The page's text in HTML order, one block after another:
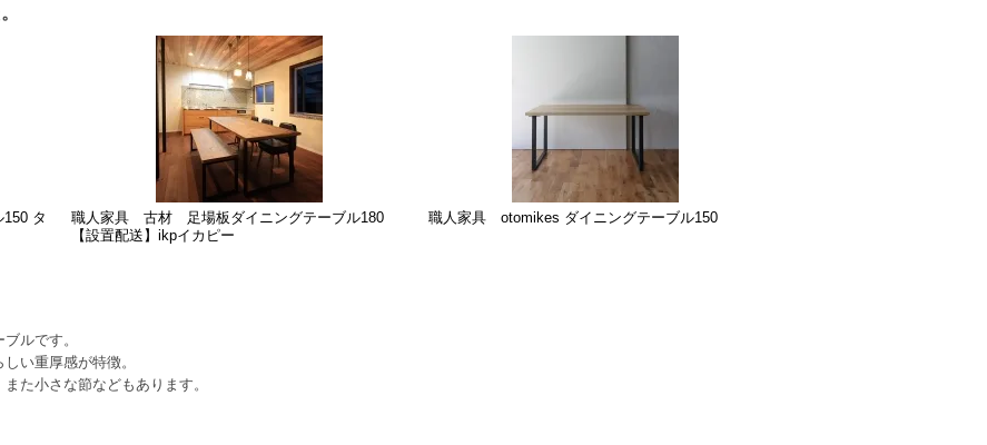
タ
職人家具 古材 足場板ダイニングテーブル180
【設置配送】ikpイカピー
職人家具 otomikes ダイニングテーブル150
ルです。
い重厚感が特徴。
た小さな節などもあります。